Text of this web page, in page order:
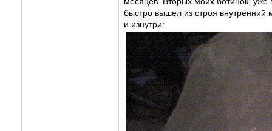
быстро вышел из строя внутренний
и изнутри: